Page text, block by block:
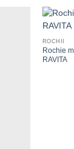
+
ROCHII
Rochie
RAVITA